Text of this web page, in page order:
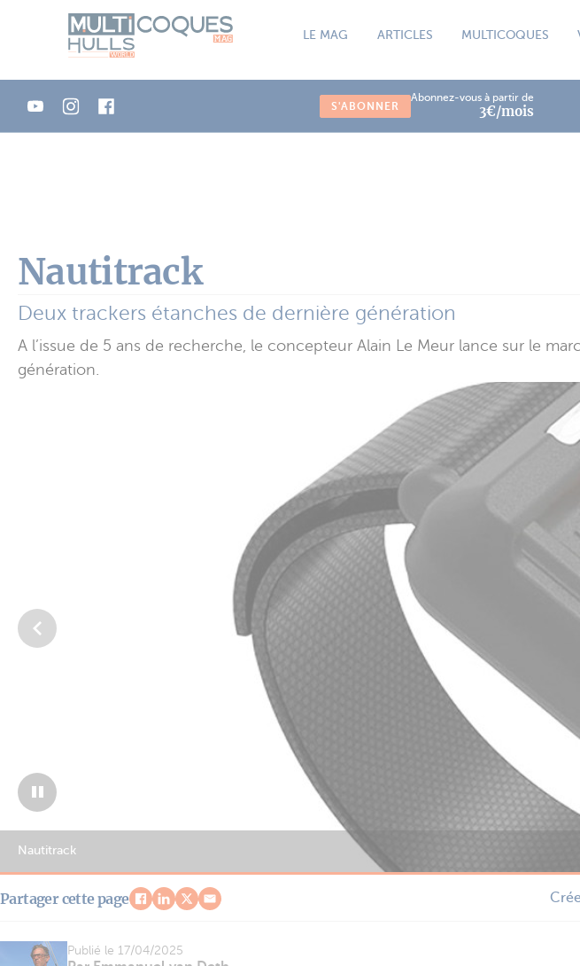
LE MAG ARTICLES MULTICOQUES
S'ABONNER
Abonnez-vous à partir de
3€/mois
Nautitrack
Deux trackers étanches de dernière génération
A l’issue de 5 ans de recherche, le concepteur Alain Le Meur lance sur le
génération.
Nautitrack
Partager cette page
Publié le 17/04/2025
Panneau de gestion des cookies